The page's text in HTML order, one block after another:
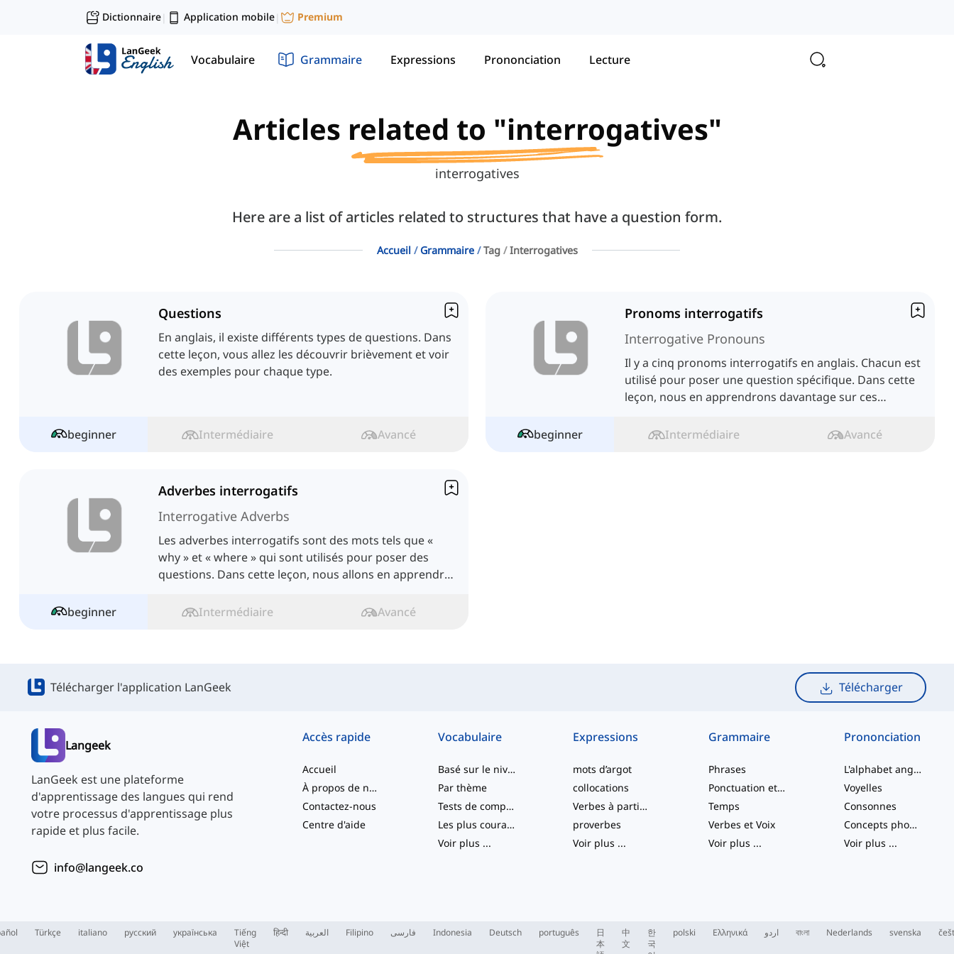
Dictionnaire| Application mobile| Premium
Vocabulaire Grammaire Expressions Prononciation Lecture
Articles related to "interrogatives"
interrogatives
Here are a list of articles related to structures that have a question form.
Accueil Grammaire Tag Interrogatives
Questions
En anglais, il existe différents types de questions. Dans
cette leçon, vous allez les découvrir brièvement et voir
des exemples pour chaque type.
beginner Intermédiaire Avancé
Pronoms interrogatifs
Interrogative Pronouns
Il y a cinq pronoms interrogatifs en anglais. Chacun est
utilisé pour poser une question spécifique. Dans cette
leçon, nous en apprendrons davantage sur ces
beginner
Intermédiaire Avancé
Adverbes interrogatifs
Interrogative Adverbs
Les adverbes interrogatifs sont des mots tels que «
why » et « where » qui sont utilisés pour poser des
questions. Dans cette leçon, nous allons en apprendre
beginner
Intermédiaire Avancé
Télécharger l'application LanGeek Télécharger
Langeek
LanGeek est une plateforme
d'apprentissage des langues qui rend
votre processus d'apprentissage plus
rapide et plus facile.
info@langeek.co
Accès rapide
Accueil
À propos de nous
Contactez-nous
Centre d'aide
Vocabulaire
Basé sur le niveau
Par thème
Tests de compétence
Les plus courants
Voir plus ...
Expressions
mots d’argot
collocations
Verbes à particule
proverbes
Voir plus ...
Grammaire
Phrases
Ponctuation et Orthographe
Temps
Verbes et Voix
Voir plus ...
Prononciation
L'alphabet anglais
Voyelles
Consonnes
Concepts phonologiques
Voir plus ...
Türkçe italiano русский українська
Tiếng
Việt
हिन्दी العربية Filipino فارسی Indonesia Deutsch português
日
本
中
文
한
국
polski Ελληνικά اردو বাংলা Nederlands svenska